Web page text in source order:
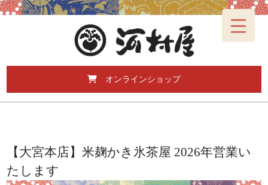
オンラインショップ
【大宮本店】米麹かき氷茶屋 2026年営業い
たします